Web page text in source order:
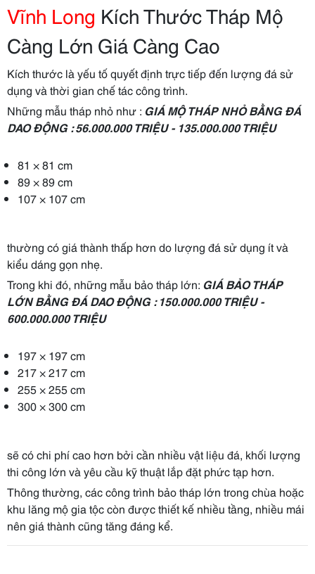
Vĩnh Long Kích Thước Tháp Mộ
Càng Lớn Giá Càng Cao
Kích thước là yếu tố quyết định trực tiếp đến lượng đá sử
dụng và thời gian chế tác công trình.
Những mẫu tháp nhỏ như : GIÁ MỘ THÁP NHỎ BẰNG ĐÁ
DAO ĐỘNG : 56.000.000 TRIỆU - 135.000.000 TRIỆU
81 × 81 cm
89 × 89 cm
107 × 107 cm
thường có giá thành thấp hơn do lượng đá sử dụng ít và
kiểu dáng gọn nhẹ.
Trong khi đó, những mẫu bảo tháp lớn: GIÁ BẢO THÁP
LỚN BẰNG ĐÁ DAO ĐỘNG : 150.000.000 TRIỆU -
600.000.000 TRIỆU
197 × 197 cm
217 × 217 cm
255 × 255 cm
300 × 300 cm
sẽ có chi phí cao hơn bởi cần nhiều vật liệu đá, khối lượng
thi công lớn và yêu cầu kỹ thuật lắp đặt phức tạp hơn.
Thông thường, các công trình bảo tháp lớn trong chùa hoặc
khu lăng mộ gia tộc còn được thiết kế nhiều tầng, nhiều mái
nên giá thành cũng tăng đáng kể.